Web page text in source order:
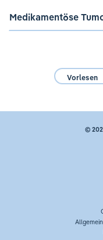
Medikamentöse
Vorlesen
©